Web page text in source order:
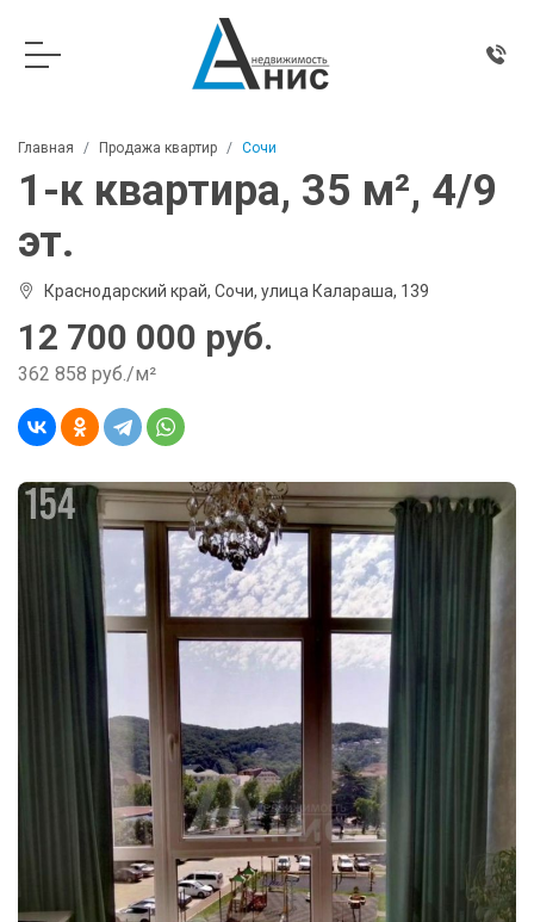
Главная Продажа квартир Сочи
1-к квартира, 35 м², 4/9
эт.
Краснодарский край, Сочи, улица Калараша, 139
12 700 000 руб.
362 858 руб./м²